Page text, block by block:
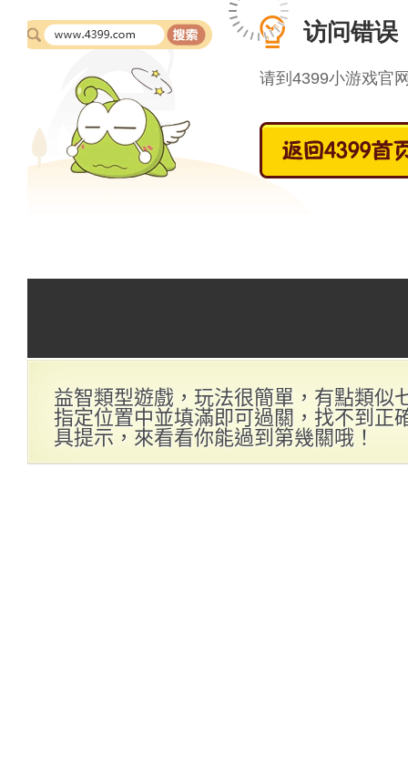
益智類型遊戲，玩法很簡單，有點類似
指定位置中並填滿即可過關，找不到正
具提示，來看看你能過到第幾關哦！